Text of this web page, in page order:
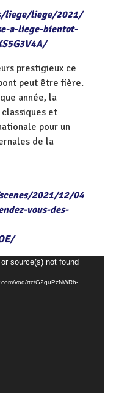
liege/liege/2021/
a-liege-bientot-
prestigieux ce
peut être fière.
année, la
et
pour un
de la
2021/12/04
vous-des-
source(s) not found
vod/rtc/G2quPzNWRh-